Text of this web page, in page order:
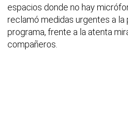
espacios donde no hay
reclamó medidas urgentes a la
programa, frente a la atenta
compañeros.